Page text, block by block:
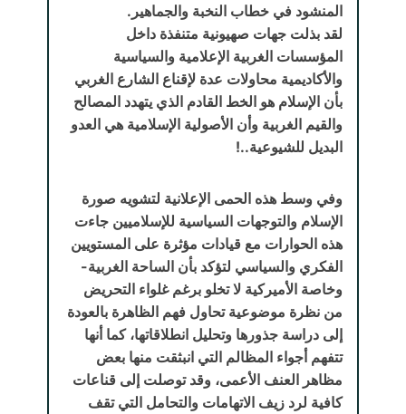
المنشود في خطاب النخبة والجماهير.
لقد بذلت جهات صهيونية متنفذة داخل
المؤسسات الغربية الإعلامية والسياسية
والأكاديمية محاولات عدة لإقناع الشارع الغربي
بأن الإسلام هو الخط القادم الذي يتهدد المصالح
والقيم الغربية وأن الأصولية الإسلامية هي العدو
البديل للشيوعية..!
وفي وسط هذه الحمى الإعلانية لتشويه صورة
الإسلام والتوجهات السياسية للإسلاميين جاءت
هذه الحوارات مع قيادات مؤثرة على المستويين
الفكري والسياسي لتؤكد بأن الساحة الغربية-
وخاصة الأميركية لا تخلو برغم غلواء التحريض
من نظرة موضوعية تحاول فهم الظاهرة بالعودة
إلى دراسة جذورها وتحليل انطلاقاتها، كما أنها
تتفهم أجواء المظالم التي انبثقت منها بعض
مظاهر العنف الأعمى، وقد توصلت إلى قناعات
كافية لرد زيف الاتهامات والتحامل التي تقف